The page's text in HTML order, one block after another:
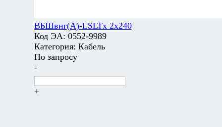
ВБШвнг(А)-LSLTx 2х240
Код ЭА: 0552-9989
Категория: Кабель
По запросу
-
+